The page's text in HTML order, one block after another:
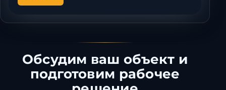
Обсудим ваш объект и
подготовим рабочее